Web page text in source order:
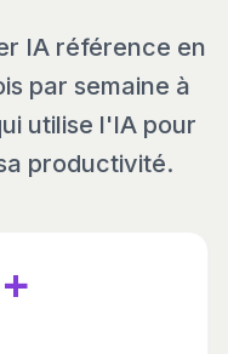
IA référence en
par semaine à
utilise l'IA pour
productivité.